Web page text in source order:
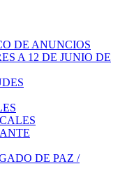
DE ANUNCIOS
A 12 DE JUNIO DE
DE PAZ /